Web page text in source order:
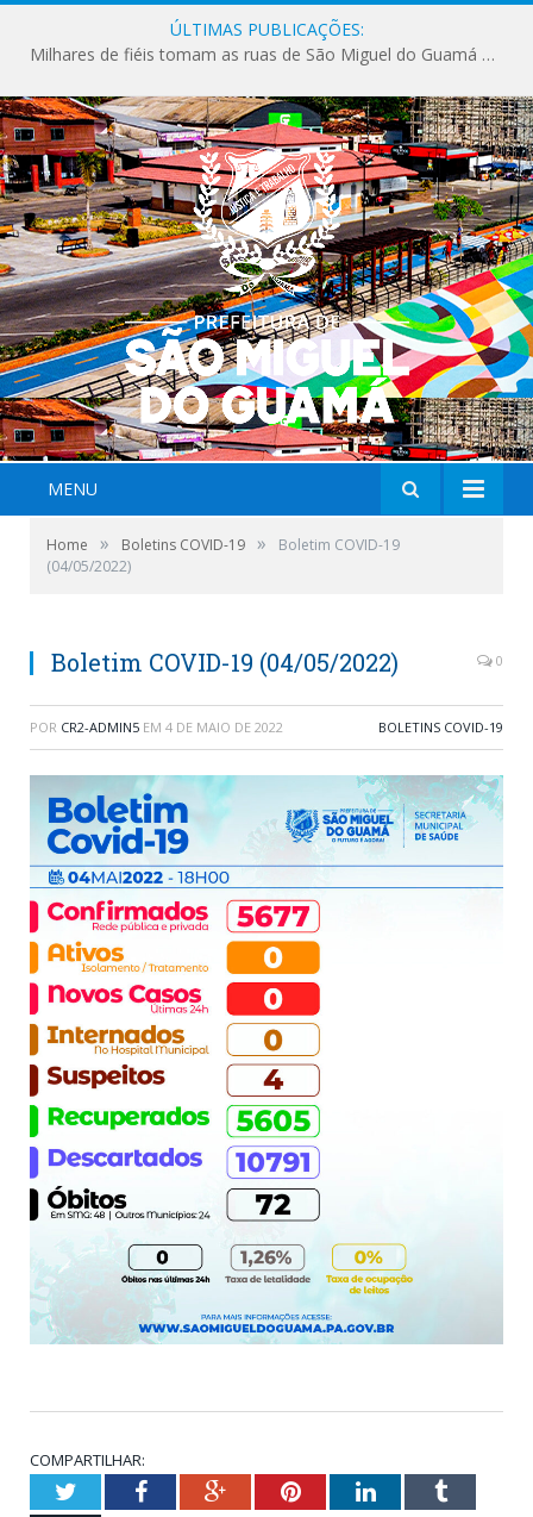
ÚLTIMAS PUBLICAÇÕES:
Milhares de fiéis tomam as ruas de São Miguel do Guamá em uma grande celebração de fé na Marcha para Jesus 2026.
MENU
Home » Boletins COVID-19 »
Boletim COVID-19
(04/05/2022)
Boletim COVID-19 (04/05/2022) 0
POR CR2-ADMIN5 EM 4 DE MAIO DE 2022 BOLETINS COVID-19
COMPARTILHAR:
TwitterFacebookGoogle+PinterestLinkedInTumblr